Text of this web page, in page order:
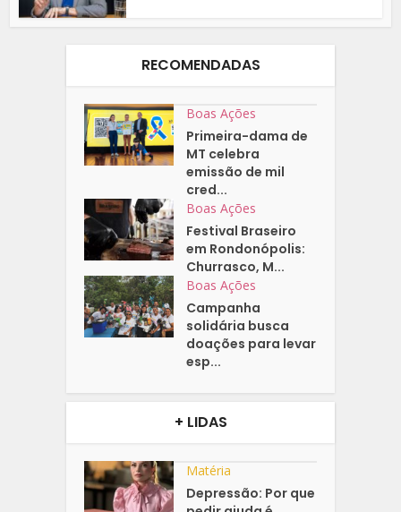
RECOMENDADAS
Boas Ações
Primeira-dama de
MT celebra
emissão de mil
cred...
Boas Ações
Festival Braseiro
em Rondonópolis:
Churrasco, M...
Boas Ações
Campanha
solidária busca
doações para levar
esp...
+ LIDAS
Matéria
Depressão: Por que